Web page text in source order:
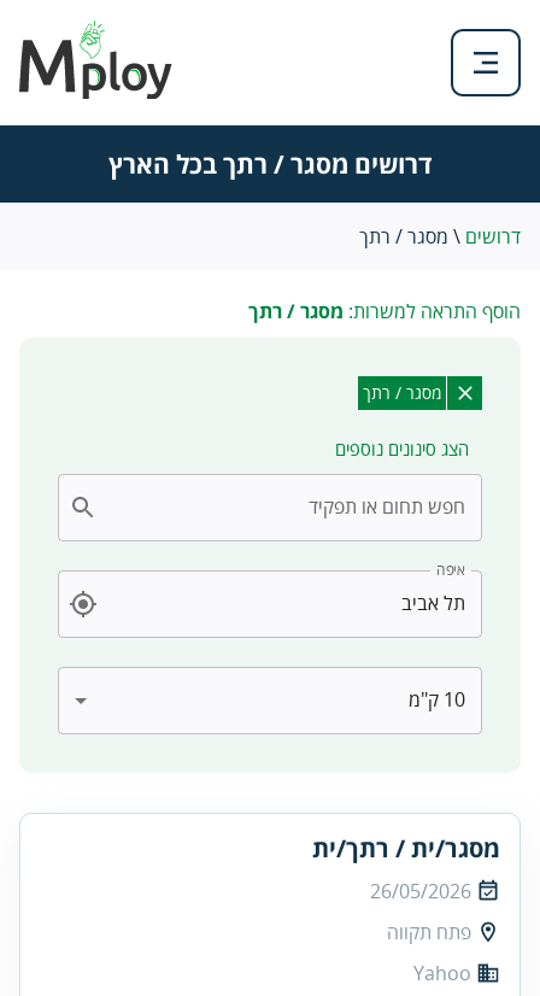
דרושים מסגר / רתך בכל הארץ
דרושים \ מסגר / רתך
הוסף התראה למשרות: מסגר / רתך
מסגר / רתך
הצג סינונים נוספים
חפש תחום או תפקיד
איפה
מסגר/ית / רתך/ית
26/05/2026
פתח תקווה
Yahoo